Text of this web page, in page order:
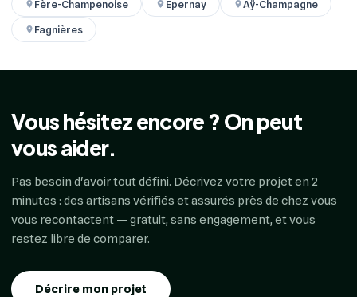
Fère-Champenoise
Épernay
Aÿ-Champagne
Fagnières
Vous hésitez encore ? On peut
vous aider.
Pas besoin d'avoir tout défini. Décrivez votre projet en 2
minutes : des artisans vérifiés et assurés près de chez vous
vous recontactent — gratuit, sans engagement, et vous
restez libre de comparer.
Décrire mon projet